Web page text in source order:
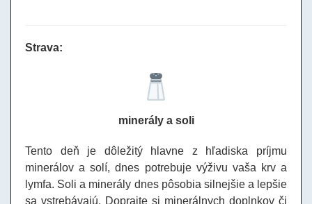
Strava:
minerály a soli
Tento deň je dôležitý hlavne z hľadiska príjmu
minerálov a solí, dnes potrebuje výživu vaša krv a
lymfa. Soli a minerály dnes pôsobia silnejšie a lepšie
sa vstrebávajú. Doprajte si minerálnych doplnkov či